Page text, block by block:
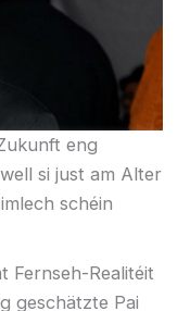
eng
si just am Alter
schéin
Fernseh-Realitéit
geschätzte Pai